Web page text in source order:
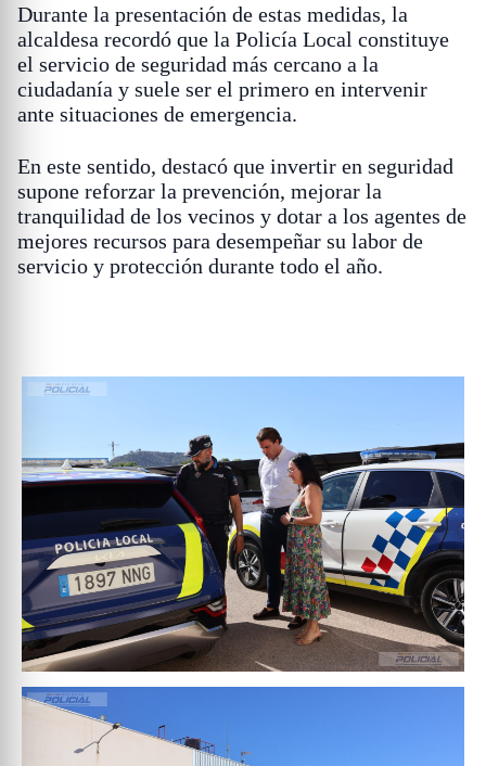
Durante la presentación de estas medidas, la
alcaldesa recordó que la Policía Local constituye
el servicio de seguridad más cercano a la
ciudadanía y suele ser el primero en intervenir
ante situaciones de emergencia.
En este sentido, destacó que invertir en seguridad
supone reforzar la prevención, mejorar la
tranquilidad de los vecinos y dotar a los agentes de
mejores recursos para desempeñar su labor de
servicio y protección durante todo el año.